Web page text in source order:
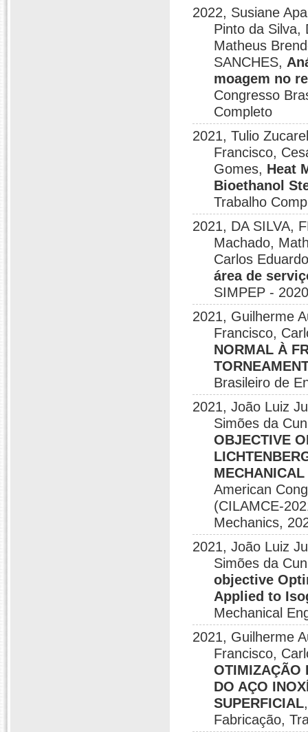
2022, Susiane
Pinto da Silva,
Matheus
SANCHES,
moagem no
Congresso
Completo
2021, Tulio
Francisco,
Gomes, Heat
Bioethanol
Trabalho
2021, DA SILVA,
Machado,
Carlos
área de
SIMPEP -
2021, Guilherme
Francisco,
NORMAL À
Brasileiro de
2021, João Luiz
Simões da
OBJECTIVE
American
(CILAMCE-
Mechanics,
2021, João Luiz
Simões da
objective
Applied to
Mechanical
2021, Guilherme
Francisco,
OTIMIZAÇÃO
DO AÇO
SUPERFICIAL
Fabricação,